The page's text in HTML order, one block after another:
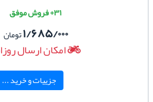
۳۱+ فروش موفق
۱/۶۸۵/۰۰۰تومان
امکان ارسال
جزییات و خرید ...